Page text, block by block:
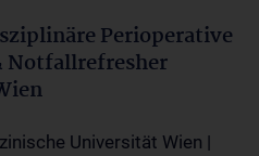
Perioperative
Notfallrefresher
Universität Wien |